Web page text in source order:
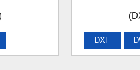
DXF